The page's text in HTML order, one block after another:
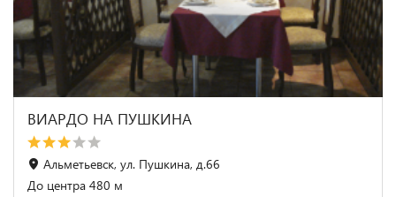
ВИАРДО НА ПУШКИНА
Альметьевск, ул. Пушкина, д.66
До центра 480 м